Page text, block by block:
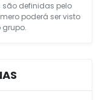
definidas pelo
poderá ser visto
grupo.